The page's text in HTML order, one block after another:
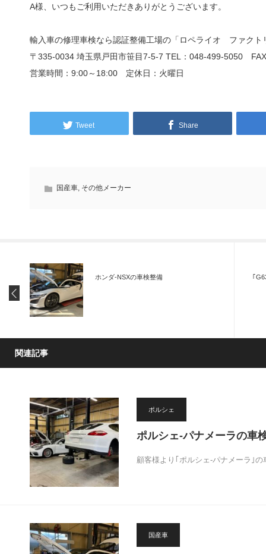
A様、いつもご利用いただきありがとうございます。
輸入車の修理車検なら認証整備工場の「ロペライオ ファクト
〒335-0034 埼玉県戸田市笹目7-5-7 TEL：048-499-5050
営業時間：9:00～18:00 定休日：火曜日
Tweet Share
国産車, その他メーカー
ホンダ-NSXの車検整備 ｢
関連記事
ポルシェ
ポルシェ-パナメーラの車
顧客様より｢ポルシェ-パナメーラ｣
国産車